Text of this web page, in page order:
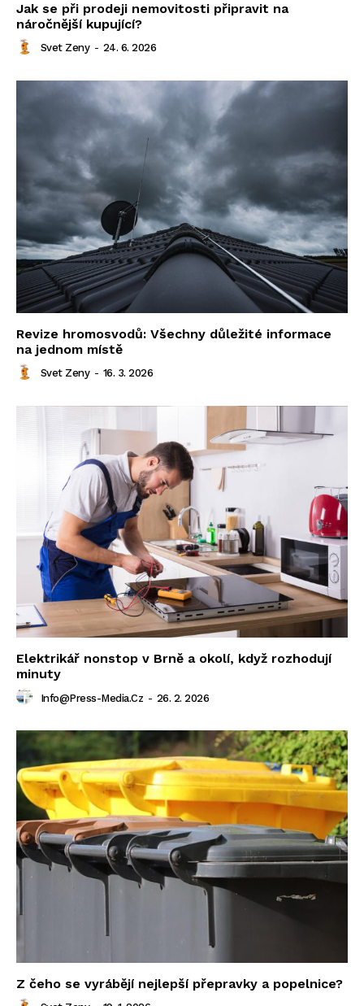
Jak se při prodeji nemovitosti připravit na
náročnější kupující?
Svet Zeny - 24. 6. 2026
Revize hromosvodů: Všechny důležité informace
na jednom místě
Svet Zeny - 16. 3. 2026
Elektrikář nonstop v Brně a okolí, když rozhodují
minuty
Info@press-Media.cz - 26. 2. 2026
Z čeho se vyrábějí nejlepší přepravky a popelnice?